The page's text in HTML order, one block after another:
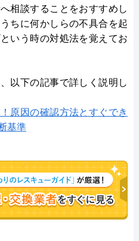
相談することをおすすめし
ちに何かしらの不具合を起
いう時の対処法を覚えてお
以下の記事で詳しく説明し
原因の確認方法とすぐでき
基準